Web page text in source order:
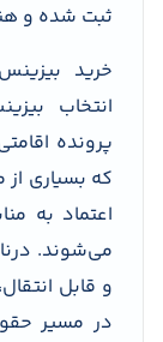
ثبت شده و
خرید
انتخاب
پرونده
که بسیاری از
اعتماد به
می‌شوند.
و قابل
در مسیر